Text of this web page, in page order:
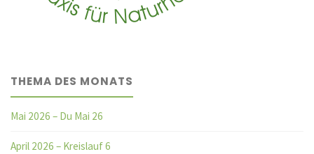
THEMA DES MONATS
Mai 2026 – Du Mai 26
April 2026 – Kreislauf 6